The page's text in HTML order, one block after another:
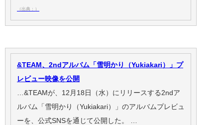
（出典：）
&TEAM、2ndアルバム「雪明かり（Yukiakari）」プ
レビュー映像を公開
…&TEAMが、12月18日（水）にリリースする2ndア
ルバム「雪明かり（Yukiakari）」のアルバムプレビュ
ーを、公式SNSを通じて公開した。 …